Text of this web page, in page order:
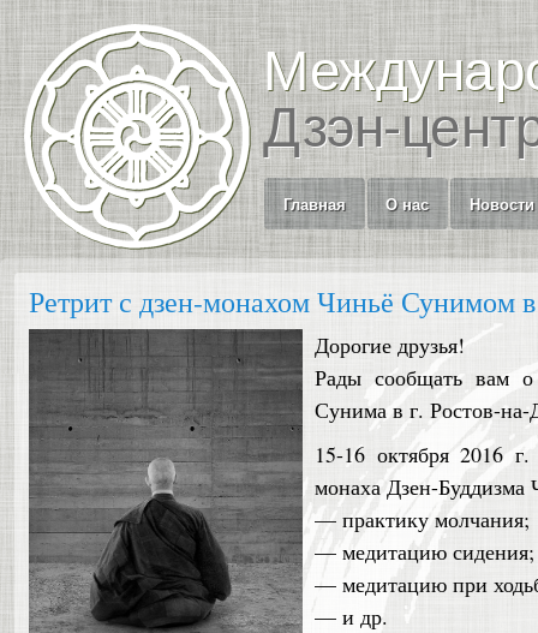
Дзэн-
Главная О нас Новости
Ретрит с дзен-монахом Чиньё Сунимом
Дорогие друзья!
Рады сообщать вам о
Сунима в г. Ростов-на-
15-16 октября 2016
монаха Дзен-
— практику молчания;
— медитацию сидения;
— медитацию при
— и др.